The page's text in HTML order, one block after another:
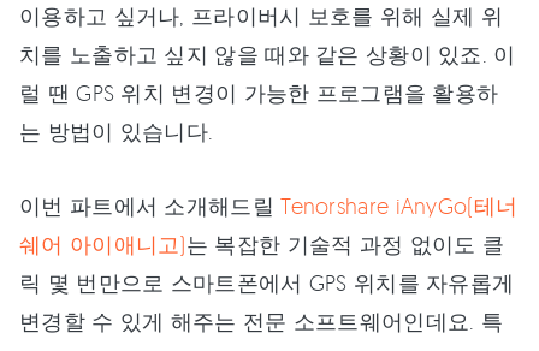
이용하고 싶거나, 프라이버시 보호를 위해 실제 위
치를 노출하고 싶지 않을 때와 같은 상황이 있죠. 이
럴 땐 GPS 위치 변경이 가능한 프로그램을 활용하
는 방법이 있습니다.
이번 파트에서 소개해드릴Tenorshare iAnyGo(테너
쉐어 아이애니고)는 복잡한 기술적 과정 없이도 클
릭 몇 번만으로 스마트폰에서 GPS 위치를 자유롭게
변경할 수 있게 해주는 전문 소프트웨어인데요. 특